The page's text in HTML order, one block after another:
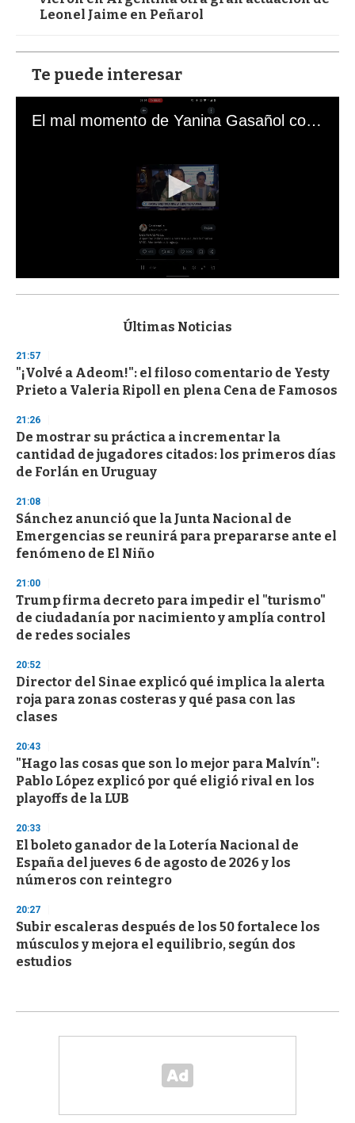
Leonel Jaime en Peñarol
Te puede interesar
El mal momento de Yanina Gasañol con un hincha argentino en "Subrayado"
s
d
s
o
f
3
s
c
o
d
s
Últimas Noticias
21:57
"¡Volvé a Adeom!": el filoso comentario de Yesty
Prieto a Valeria Ripoll en plena Cena de Famosos
21:26
De mostrar su práctica a incrementar la
cantidad de jugadores citados: los primeros días
de Forlán en Uruguay
21:08
Sánchez anunció que la Junta Nacional de
Emergencias se reunirá para prepararse ante el
fenómeno de El Niño
21:00
Trump firma decreto para impedir el "turismo"
de ciudadanía por nacimiento y amplía control
de redes sociales
20:52
Director del Sinae explicó qué implica la alerta
roja para zonas costeras y qué pasa con las
clases
20:43
"Hago las cosas que son lo mejor para Malvín":
Pablo López explicó por qué eligió rival en los
playoffs de la LUB
20:33
El boleto ganador de la Lotería Nacional de
España del jueves 6 de agosto de 2026 y los
números con reintegro
20:27
Subir escaleras después de los 50 fortalece los
músculos y mejora el equilibrio, según dos
estudios